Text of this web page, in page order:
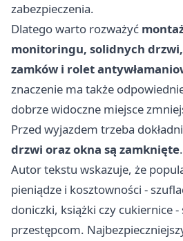
zabezpieczenia.
Dlatego warto rozważyć
monitoringu, solidnych
zamków i rolet
znaczenie ma także
dobrze widoczne miejsce
Przed wyjazdem trzeba
drzwi oraz okna są zamknięte.
Autor tekstu wskazuje, że
pieniądze i kosztowności -
doniczki, książki czy cukiernice
przestępcom.